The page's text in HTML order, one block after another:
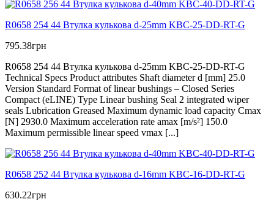
R0658 254 44 Втулка кулькова d-25mm KBC-25-DD-RT-G
795.38грн
R0658 254 44 Втулка кулькова d-25mm KBC-25-DD-RT-G
Technical Specs Product attributes Shaft diameter d [mm] 25.0
Version Standard Format of linear bushings – Closed Series
Compact (eLINE) Type Linear bushing Seal 2 integrated wiper
seals Lubrication Greased Maximum dynamic load capacity Cmax
[N] 2930.0 Maximum acceleration rate amax [m/s²] 150.0
Maximum permissible linear speed vmax [...]
R0658 252 44 Втулка кулькова d-16mm KBC-16-DD-RT-G
630.22грн